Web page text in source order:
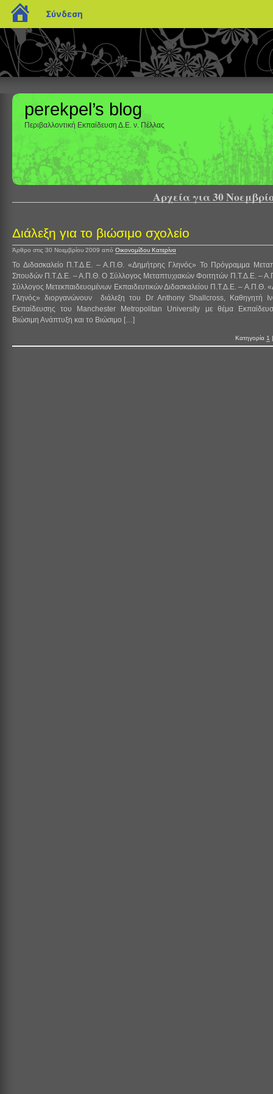
blogs.sch.gr
Σύνδεση
perekpel’s blog
Περιβαλλοντική Εκπαίδευση Δ.Ε. ν. Πέλλας
Αρχεία για 30
Διάλεξη για το βιώσιμο σχολείο
Άρθρο στις 30 Νοεμβρίου 2009 από Οικονομίδου Κατερίνα
Το Διδασκαλείο Π.Τ.Δ.Ε. – Α.Π.Θ. «Δημήτρης Γληνός» Το Πρόγραμμα
Σπουδών Π.Τ.Δ.Ε. – Α.Π.Θ. Ο Σύλλογος Μεταπτυχιακών Φοιτητών Π.Τ.Δ.Ε. –
Σύλλογος Μετεκπαιδευομένων Εκπαιδευτικών Διδασκαλείου Π.Τ.Δ.Ε. – Α.Π.Θ.
Γληνός» διοργανώνουν διάλεξη του Dr Anthony Shallcross, Kαθηγητή
Εκπαίδευσης του Manchester Metropolitan University με θέμα
Βιώσιμη Ανάπτυξη και το Βιώσιμο […]
Κατηγορία 1